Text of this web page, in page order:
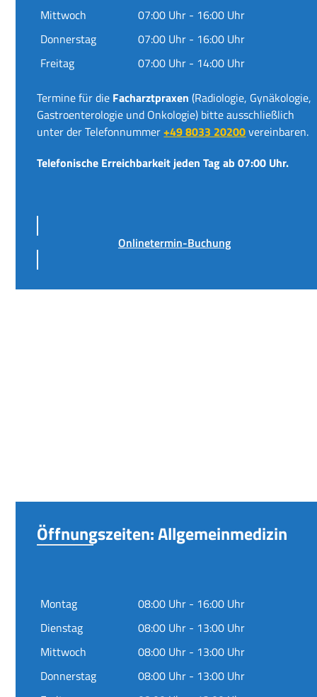
Mittwoch
07:00 Uhr - 16:00 Uhr
Donnerstag
07:00 Uhr - 16:00 Uhr
Freitag
07:00 Uhr - 14:00 Uhr
Termine für die Facharztpraxen (Radiologie, Gynäkologie,
Gastroenterologie und Onkologie) bitte ausschließlich
unter der Telefonnummer+49 8033 20200vereinbaren.
Telefonische Erreichbarkeit jeden Tag ab 07:00 Uhr.
Onlinetermin-Buchung
Öffnungszeiten: Allgemeinmedizin
Montag
08:00 Uhr - 16:00 Uhr
Dienstag
08:00 Uhr - 13:00 Uhr
Mittwoch
08:00 Uhr - 13:00 Uhr
Donnerstag
08:00 Uhr - 13:00 Uhr